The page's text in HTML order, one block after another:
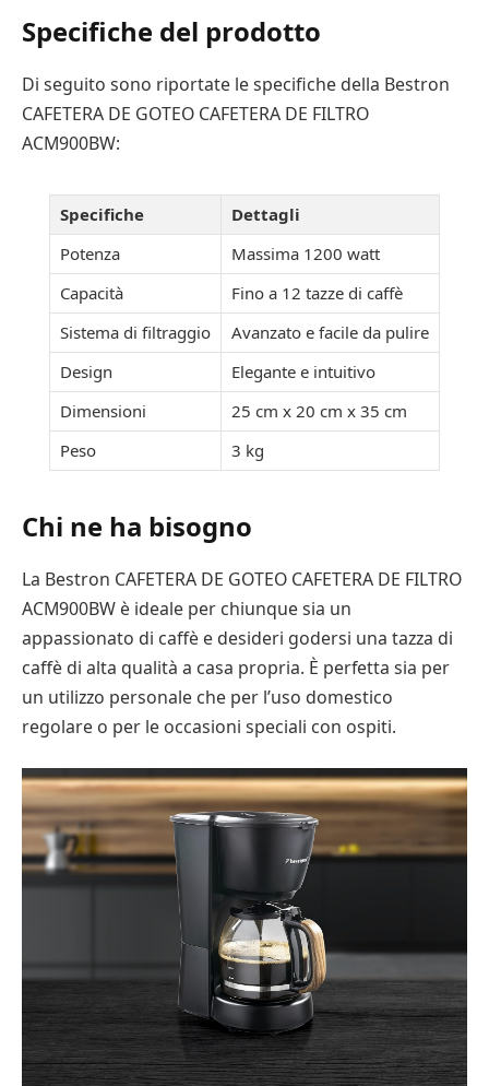
Specifiche del prodotto
Di seguito sono riportate le specifiche della Bestron
CAFETERA DE GOTEO CAFETERA DE FILTRO
ACM900BW:
Specifiche
Dettagli
Potenza
Massima 1200 watt
Capacità
Fino a 12 tazze di caffè
Sistema di filtraggio
Avanzato e facile da pulire
Design
Elegante e intuitivo
Dimensioni
25 cm x 20 cm x 35 cm
Peso
3 kg
Chi ne ha bisogno
La Bestron CAFETERA DE GOTEO CAFETERA DE FILTRO
ACM900BW è ideale per chiunque sia un
appassionato di caffè e desideri godersi una tazza di
caffè di alta qualità a casa propria. È perfetta sia per
un utilizzo personale che per l’uso domestico
regolare o per le occasioni speciali con ospiti.